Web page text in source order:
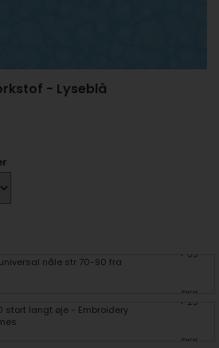
- Lyseblå
nåle str 70-90 fra
+ 35
DKK
stort langt øje - Embroidery
+ 25
DKK